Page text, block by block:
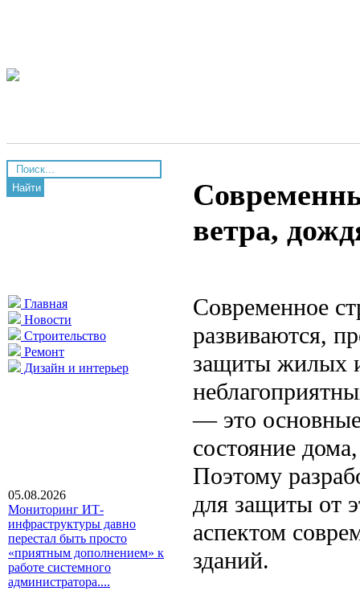
Найти
Главная
Новости
Строительство
Ремонт
Дизайн и интерьер
05.08.2026
Мониторинг ИТ-
инфраструктуры давно
перестал быть просто
«приятным дополнением» к
работе системного
администратора....
ветра,
Современное
развиваются,
защиты жилых
— это
состояние
Поэтому
для защиты от
аспектом
зданий.